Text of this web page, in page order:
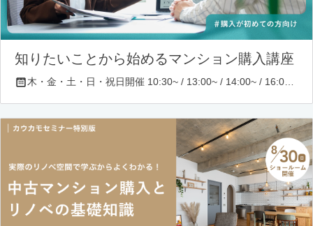
知りたいことから始めるマンション購入講座
木・金・土・日・祝日開催 10:30~ / 13:00~ / 14:00~ / 16:00~ / 17:00~/ 18:30~/ 19:30~